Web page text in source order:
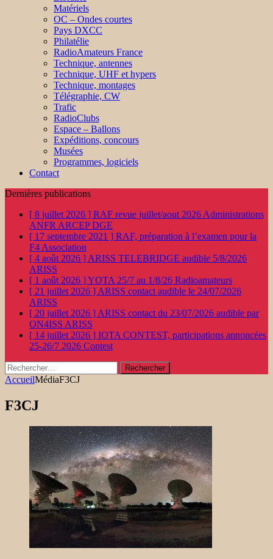
Matériels
OC – Ondes courtes
Pays DXCC
Philatélie
RadioAmateurs France
Technique, antennes
Technique, UHF et hypers
Technique, montages
Télégraphie, CW
Trafic
RadioClubs
Espace – Ballons
Expéditions, concours
Musées
Programmes, logiciels
Contact
Dernières publications
[ 8 juillet 2026 ] RAF revue juillet/aout 2026 Administrations
ANFR ARCEP DGE
[ 17 septembre 2021 ] RAF, préparation à l’examen pour la
F4 Association
[ 4 août 2026 ] ARISS TELEBRIDGE audible 5/8/2026
ARISS
[ 1 août 2026 ]YOTA 25/7 au 1/8/26 Radioamateurs
[ 21 juillet 2026 ] ARISS contact audible le 24/07/2026
ARISS
[ 20 juillet 2026 ] ARISS contact du 23/07/2026 audible par
ON4ISS ARISS
[ 14 juillet 2026 ] IOTA CONTEST, participations annoncées
25-26/7 2026 Contest
Rechercher :
AccueilMédiaF3CJ
F3CJ